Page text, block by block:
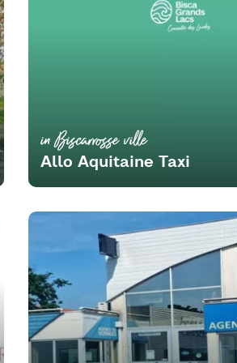
in Biscarrosse ville
Allo Aquitaine Taxi